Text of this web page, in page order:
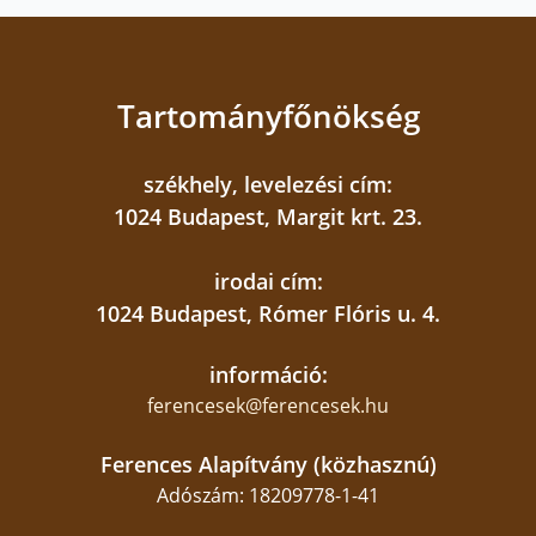
A közös ebédet követően párhuzamosan egy-
egy kerekasztal-beszélgetés zajlott. Az első
a köznevelési intézményekben. A résztvevők –
Szili Attila, a Ferences Rendtartomány
gazdasági vezetője, Koblencz Attila, a Szalézi
Intézményfenntartó pedagógiai igazgatója,
Tartományfőnökség
székhely, levelezési cím:
1024 Budapest, Margit krt. 23.
irodai cím:
1024 Budapest, Rómer Flóris u. 4.
információ:
ferencesek@ferencesek.hu
Ferences Alapítvány (közhasznú)
Adószám: 18209778-1-41